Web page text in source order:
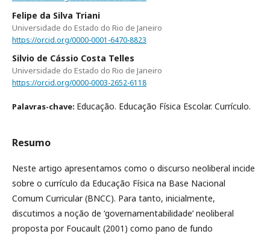
Felipe da Silva Triani
Universidade do Estado do Rio de Janeiro
https://orcid.org/0000-0001-6470-8823
Silvio de Cássio Costa Telles
Universidade do Estado do Rio de Janeiro
https://orcid.org/0000-0003-2652-6118
Palavras-chave: Educação. Educação Física Escolar. Currículo.
Resumo
Neste artigo apresentamos como o discurso neoliberal incide
sobre o currículo da Educação Física na Base Nacional
Comum Curricular (BNCC). Para tanto, inicialmente,
discutimos a noção de ‘governamentabilidade’ neoliberal
proposta por Foucault (2001) como pano de fundo